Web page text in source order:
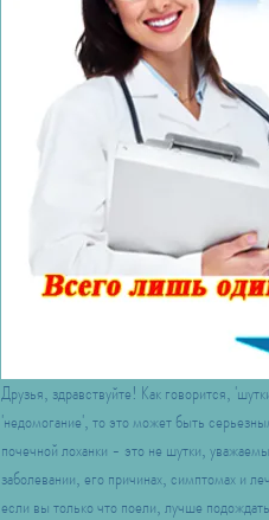
Друзья, здравствуйте! Как говорится,
'недомогание', то это может быть
почечной лоханки - это не шутки,
заболевании, его причинах, симптомах и
если вы только что поели, лучше